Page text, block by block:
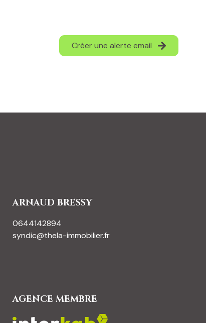
Créer une alerte email
ARNAUD BRESSY
0644142894
syndic@thela-immobilier.fr
AGENCE MEMBRE